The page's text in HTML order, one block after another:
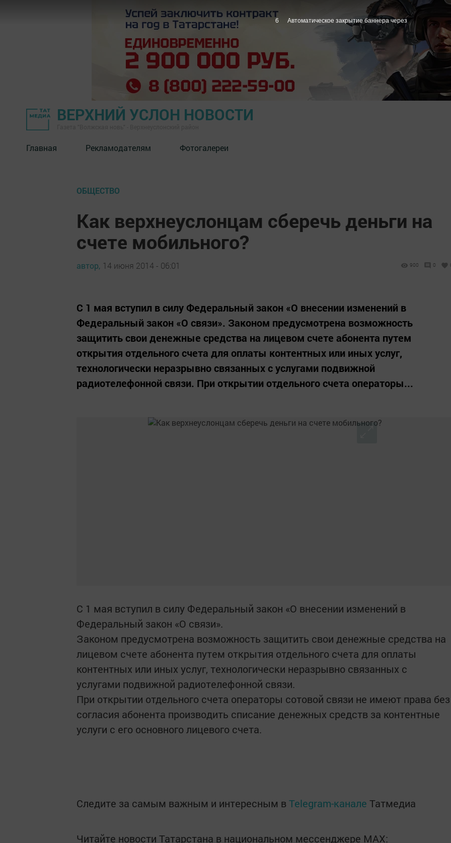
ВЕРХНИЙ УСЛОН НОВОСТИ
Главная Рекламодателям Фотогалереи
ОБЩЕСТВО
Как верхнеуслонцам сберечь деньги на
счете мобильного?
автор, 14 июня 2014 - 06:01 900 0
С 1 мая вступил в силу Федеральный закон «О внесении изменений в
Федеральный закон «О связи». Законом предусмотрена возможность
защитить свои денежные средства на лицевом счете абонента путем
открытия отдельного счета для оплаты контентных или иных услуг,
технологически неразрывно связанных с услугами подвижной
радиотелефонной связи. При открытии отдельного счета операторы...
С 1 мая вступил в силу Федеральный закон «О внесении изменений в
Федеральный закон «О связи».
Законом предусмотрена возможность защитить свои денежные средства на
лицевом счете абонента путем открытия отдельного счета для оплаты
контентных или иных услуг, технологически неразрывно связанных с
услугами подвижной радиотелефонной связи.
При открытии отдельного счета операторы сотовой связи не имеют права без
согласия абонента производить списание денежных средств за контентные
услуги с его основного лицевого счета.
Следите за самым важным и интересным в Telegram-канале Татмедиа
Читайте новости Татарстана в национальном мессенджере MАХ:
5 Автоматическое закрытие баннера через